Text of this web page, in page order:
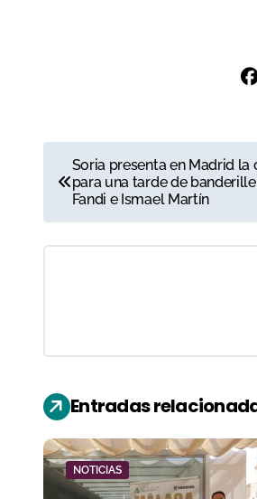
a
v
a
i
ó
Soria presenta en Madrid la
para una tarde de
Fandi e Ismael Martín
Entradas
NOTICIAS